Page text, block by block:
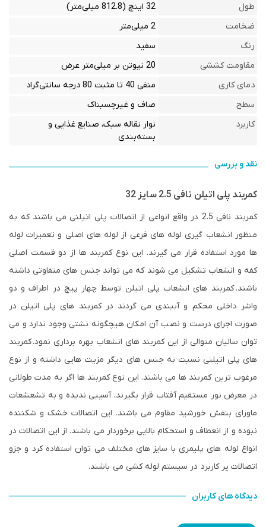
طول
32 اینچ (812.8 میلی‌متر)
ضخامت
2 میلی‌متر
رنگ
سفید
مقاومت کششی
20 نیوتن بر میلی‌متر عرض
دمای کاری
منفی 40 تا مثبت 80 درجه سانتی‌گراد
سطح
صاف و غیرچسبناک
کاربرد
نوار نقاله سبک، صنایع غذایی و
بسته‌بندی
نقد و بررسی
کمربند پلی اتیلن نافی 2.5 سایز 32
کمربند نافی 2.5 در واقع انواعی از اتصالات پلی اتیلنی می باشند که به
منظور انشعاب گیری لوله های فرعی از لوله های اصلی و تعمیرات لوله
ها مورد استفاده قرار می گیرند. این نوع کمربند ها از دو قسمت اصلی
کفه و انشعاب تشکیل می شوند که می تواند جنس های متفاوتی داشته
باشند. کمربند های انشعاب پلی اتیلن توسط چهار پیچ در اطراف و دو
واشر داخلی محکم و آببندی می گردند در کمربند های پلی اتیلن در
صورت اجرای درست و نصب آن امکان هیچگونه نشتی وجود ندارد و می
توان سالیان متوالی از این کمربند های انشعاب بهره برداری نمود. کمربند
های پلی اتیلنی نسبت به جنس های دیگر مزیت هایی داشته و از نوع
مرغوب ترین کمربند ها می باشند. این نوع کمربند ها اگر به مدت طولانی
در معرض نور مستقیم آفتاب قرار بگیرند، آسیبی ندیده و به تشعشعات
ماورای بنفش خورشید مقاوم می باشند. این اتصالات خشک و شکننده
نبوده و از انعطاف و استحکام بالایی برخوردار می باشند. از این اتصالات در
انواع لوله های پلیمری با سایز های مختلف می توان استفاده کرد و جزو
اتصالات پر کاربرد در سیستم لوله کشی می باشند.
دیدگاه های کاربران